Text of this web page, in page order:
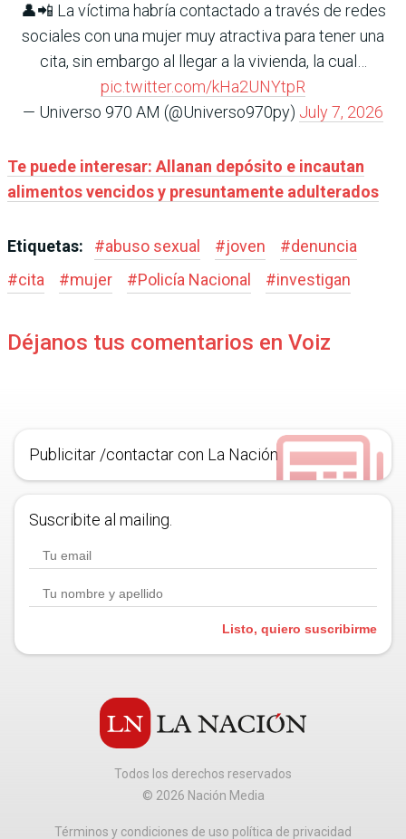
👤📲 La víctima habría contactado a través de redes
sociales con una mujer muy atractiva para tener una
cita, sin embargo al llegar a la vivienda, la cual…
pic.twitter.com/kHa2UNYtpR
— Universo 970 AM (@Universo970py) July 7, 2026
Te puede interesar: Allanan depósito e incautan
alimentos vencidos y presuntamente adulterados
Etiquetas: #abuso sexual #joven #denuncia
#cita #mujer #Policía Nacional #investigan
Déjanos tus comentarios en Voiz
Publicitar /contactar con La Nación
Suscribite al mailing.
Listo, quiero suscribirme
Todos los derechos reservados
© 2026 Nación Media
Términos y condiciones de uso política de privacidad